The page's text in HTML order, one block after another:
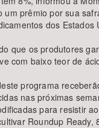
prêmio por sua
dos
que os produtores
com baixo teor de
programa
nas próximas
para resistir
Roundup Ready,